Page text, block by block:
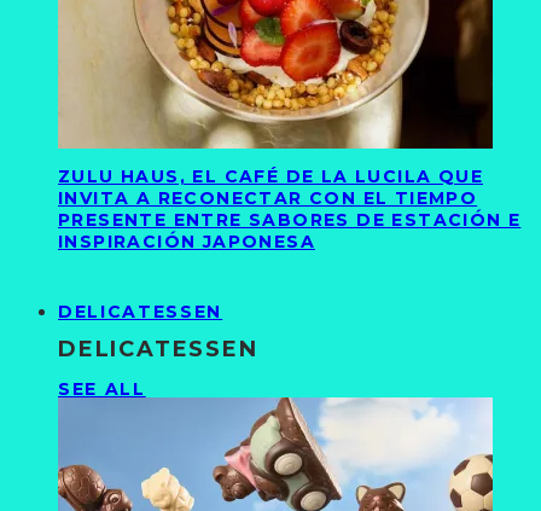
ZULU HAUS, EL CAFÉ DE LA LUCILA QUE
INVITA A RECONECTAR CON EL TIEMPO
PRESENTE ENTRE SABORES DE ESTACIÓN E
INSPIRACIÓN JAPONESA
DELICATESSEN
DELICATESSEN
SEE ALL